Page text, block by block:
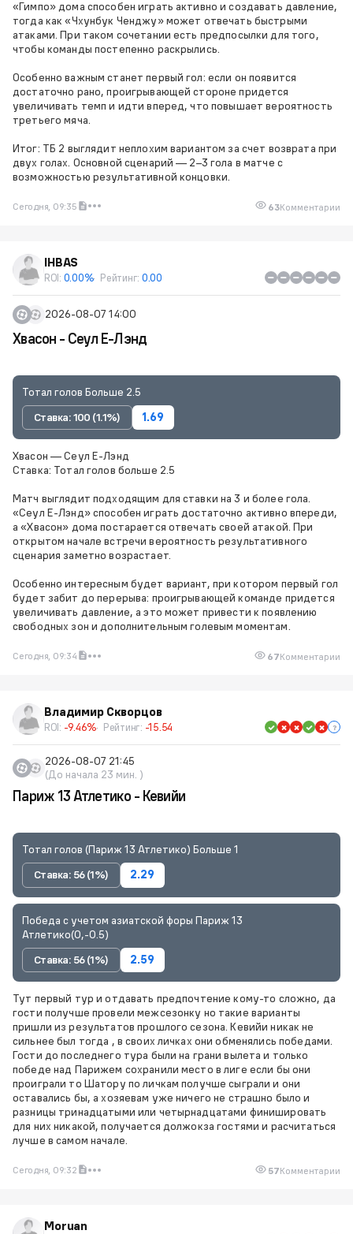
«Гимпо» дома способен играть активно и создавать давление,
тогда как «Чхунбук Ченджу» может отвечать быстрыми
атаками. При таком сочетании есть предпосылки для того,
чтобы команды постепенно раскрылись.
Особенно важным станет первый гол: если он появится
достаточно рано, проигрывающей стороне придется
увеличивать темп и идти вперед, что повышает вероятность
третьего мяча.
Итог: ТБ 2 выглядит неплохим вариантом за счет возврата при
двух голах. Основной сценарий — 2–3 гола в матче с
возможностью результативной концовки.
Сегодня, 09:35 63Комментарии
IHBAS
ROI: 0.00% Рейтинг: 0.00
2026-08-07 14:00
Хвасон - Сеул Е-Лэнд
Тотал голов Больше 2.5
Ставка: 100 (1.1%)
1.69
Хвасон — Сеул Е-Лэнд
Ставка: Тотал голов больше 2.5
Матч выглядит подходящим для ставки на 3 и более гола.
«Сеул Е-Лэнд» способен играть достаточно активно впереди,
а «Хвасон» дома постарается отвечать своей атакой. При
открытом начале встречи вероятность результативного
сценария заметно возрастает.
Особенно интересным будет вариант, при котором первый гол
будет забит до перерыва: проигрывающей команде придется
увеличивать давление, а это может привести к появлению
свободных зон и дополнительным голевым моментам.
Сегодня, 09:34 67Комментарии
Владимир Скворцов
ROI: -9.46% Рейтинг: -15.54
2026-08-07 21:45
(До начала 23 мин. )
Париж 13 Атлетико - Кевийи
Тотал голов (Париж 13 Атлетико) Больше 1
Ставка: 56 (1%)
2.29
Победа с учетом азиатской форы Париж 13
Атлетико(0,-0.5)
Ставка: 56 (1%)
2.59
Тут первый тур и отдавать предпочтение кому-то сложно, да
гости получше провели межсезонку но такие варианты
пришли из результатов прошлого сезона. Кевийи никак не
сильнее был тогда , в своих личках они обменялись победами.
Гости до последнего тура были на грани вылета и только
победе над Парижем сохранили место в лиге если бы они
проиграли то Шатору по личкам получше сыграли и они
оставались бы, а хозяевам уже ничего не страшно было и
разницы тринадцатыми или четырнадцатами финишировать
для них никакой, получается должокза гостями и расчитаться
лучше в самом начале.
Сегодня, 09:32 57Комментарии
Moruan